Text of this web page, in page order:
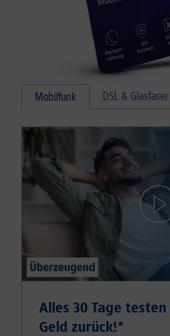
Mobilfunk DSL & Glasfaser
Alles 30 Tage
Geld zurück!⁠*